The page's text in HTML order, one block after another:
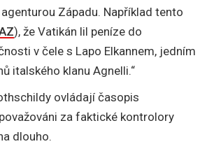
Západu. Například tento
), že Vatikán lil peníze do
v čele s Lapo Elkannem, jedním
italského klanu Agnelli.“
ovládají časopis
za faktické kontrolory
dlouho.